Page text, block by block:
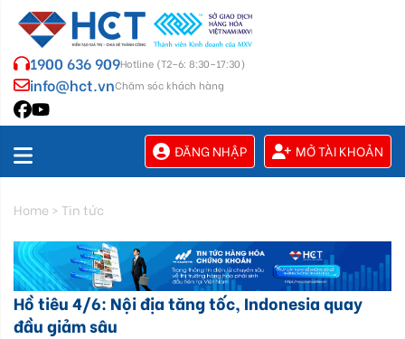
1900 636 909Hotline (T2–6: 8:30–17:30)
info@hct.vnChăm sóc khách hàng
ĐĂNG NHẬP MỞ TÀI KHOẢN
Home > Tin tức
Hồ tiêu 4/6: Nội địa tăng tốc, Indonesia quay
đầu giảm sâu